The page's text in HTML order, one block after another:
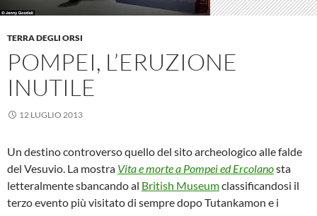
TERRA DEGLI ORSI
POMPEI, L’ERUZIONE
INUTILE
12 LUGLIO 2013
Un destino controverso quello del sito archeologico alle falde
del Vesuvio. La mostra Vita e morte a Pompei ed Ercolanosta
letteralmente sbancando al British Museumclassificandosi il
terzo evento più visitato di sempre dopo Tutankamon e i